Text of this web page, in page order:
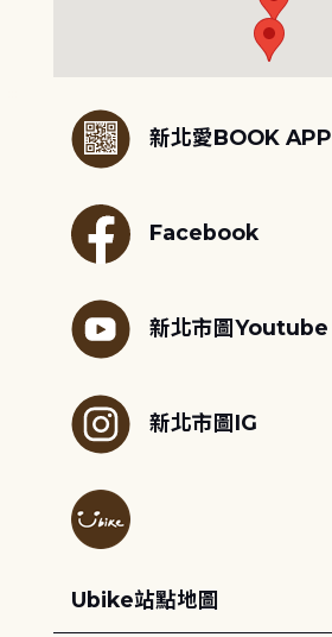
新北愛BOOK APP
Facebook
新北市圖Youtube
新北市圖IG
Ubike站點地圖